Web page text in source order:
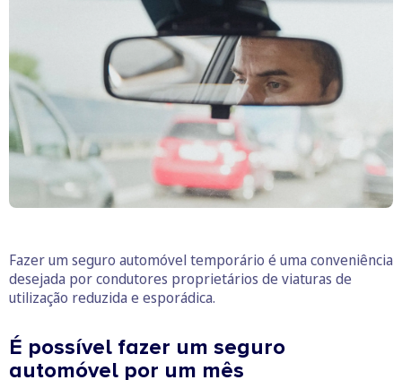
Fazer um seguro automóvel temporário é uma conveniência
desejada por condutores proprietários de viaturas de
utilização reduzida e esporádica.
É possível fazer um seguro
automóvel por um mês